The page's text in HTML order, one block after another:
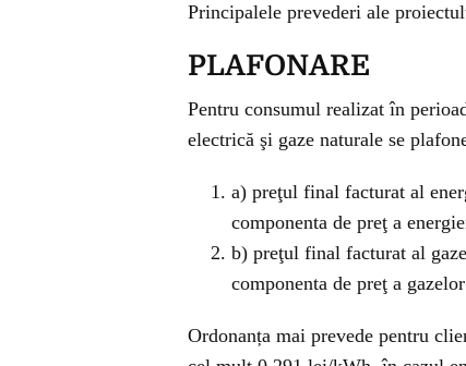
Principalele prevederi ale
PLAFONARE
Pentru consumul realizat în
electrică şi gaze naturale se
a) preţul final facturat al
componenta de preţ a
b) preţul final facturat al
componenta de preţ a
Ordonanța mai prevede pentru